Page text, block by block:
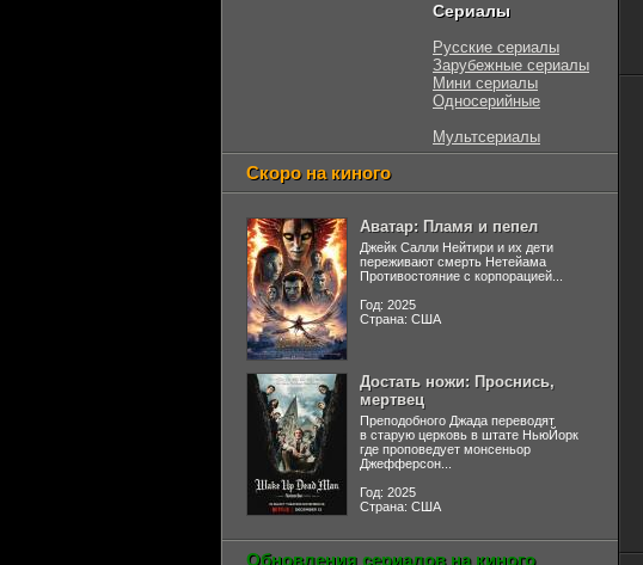
Сериалы
Русские сериалы
Зарубежные сериалы
Мини сериалы
Односерийные
Мультсериалы
Скоро на киного
Аватар: Пламя и пепел
Джейк Салли Нейтири и их дети
переживают смерть Нетейама
Противостояние с корпорацией...
Год: 2025
Страна: США
Достать ножи: Проснись,
мертвец
Преподобного Джада переводят
в старую церковь в штате НьюЙорк
где проповедует монсеньор
Джефферсон...
Год: 2025
Страна: США
Обновления сериалов на киного